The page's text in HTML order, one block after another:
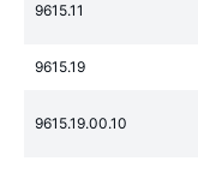
9615.11
9615.19
9615.19.00.10